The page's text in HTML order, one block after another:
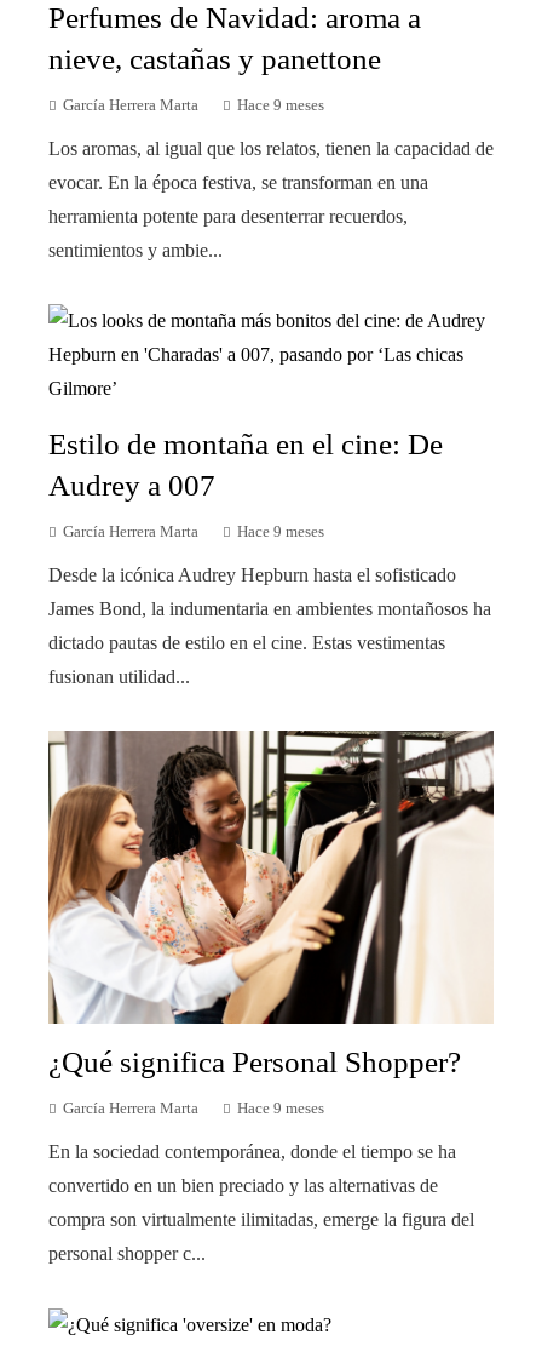
Perfumes de Navidad: aroma a
nieve, castañas y panettone
García Herrera Marta Hace 9 meses
Los aromas, al igual que los relatos, tienen la capacidad de
evocar. En la época festiva, se transforman en una
herramienta potente para desenterrar recuerdos,
sentimientos y ambie...
Estilo de montaña en el cine: De
Audrey a 007
García Herrera Marta Hace 9 meses
Desde la icónica Audrey Hepburn hasta el sofisticado
James Bond, la indumentaria en ambientes montañosos ha
dictado pautas de estilo en el cine. Estas vestimentas
fusionan utilidad...
¿Qué significa Personal Shopper?
García Herrera Marta Hace 9 meses
En la sociedad contemporánea, donde el tiempo se ha
convertido en un bien preciado y las alternativas de
compra son virtualmente ilimitadas, emerge la figura del
personal shopper c...